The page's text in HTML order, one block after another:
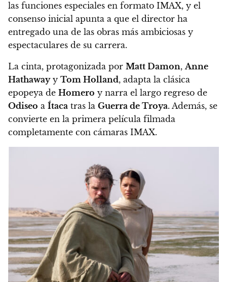
las funciones especiales en formato IMAX, y el
consenso inicial apunta a que el director ha
entregado una de las obras más ambiciosas y
espectaculares de su carrera.
La cinta, protagonizada por Matt Damon,Anne
Hathawayy Tom Holland, adapta la clásica
epopeya de Homero y narra el largo regreso de
Odiseo a Ítaca tras la Guerra de Troya. Además, se
convierte en la primera película filmada
completamente con cámaras IMAX.